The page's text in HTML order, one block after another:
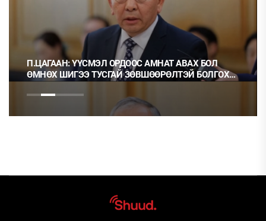
П.ЦАГААН: ҮҮСМЭЛ ОРДООС АМНАТ АВАХ БОЛ
ӨМНӨХ ШИГЭЭ ТУСГАЙ ЗӨВШӨӨРӨЛТЭЙ БОЛГОХ